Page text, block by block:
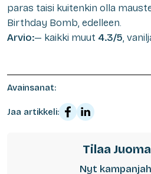
paras taisi kuitenkin olla
Birthday Bomb, edelleen.
Arvio:— kaikki muut 4.3/5,
Avainsanat:
Jaa artikkeli:
Tilaa
Nyt